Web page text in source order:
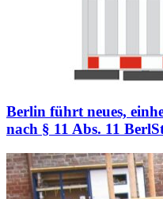
Berlin führt neues,
nach § 11 Abs. 11